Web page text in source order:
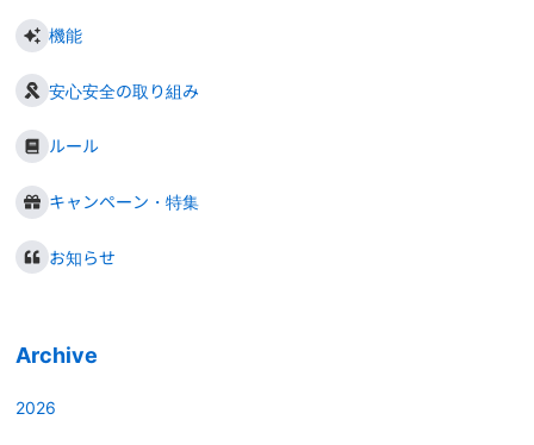
機能
安心安全の取り組み
ルール
キャンペーン・特集
お知らせ
Archive
2026